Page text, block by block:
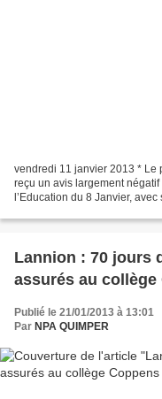
vendredi 11 janvier 2013 * Le
reçu un avis largement
l’Education du 8 Janvier,
Lannion : 70 jours
assurés au collège
Publié le 21/01/2013 à 13:01
Par NPA QUIMPER